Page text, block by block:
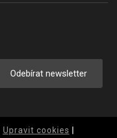
Odebírat newsletter
Upravit cookies |